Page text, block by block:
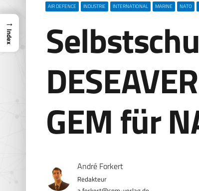
AIR DEFENCE INDUSTRIE INTERNATIONAL MARINE NATO
GEM für
André Forkert
Redakteur
→
Index